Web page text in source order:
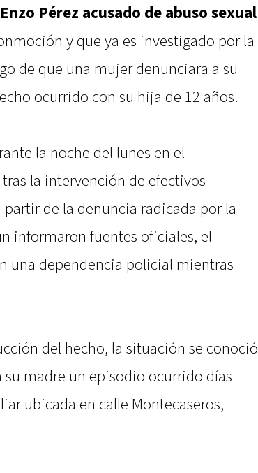
Pérez acusado de abuso sexual
y que ya es investigado por la
de que una mujer denunciara a su
ocurrido con su hija de 12 años.
la noche del lunes en el
la intervención de efectivos
de la denuncia radicada por la
informaron fuentes oficiales, el
una dependencia policial mientras
del hecho, la situación se conoció
madre un episodio ocurrido días
ubicada en calle Montecaseros,